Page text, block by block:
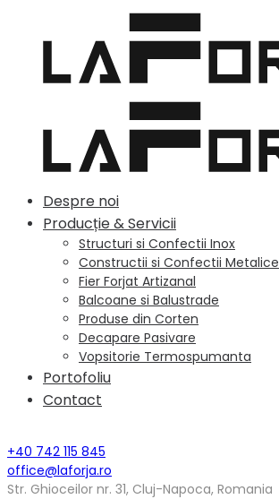
Despre noi
Producție & Servicii
Structuri si Confectii Inox
Constructii si Confectii Metalice
Fier Forjat Artizanal
Balcoane si Balustrade
Produse din Corten
Decapare Pasivare
Vopsitorie Termospumanta
Portofoliu
Contact
+40 742 115 845
office@laforja.ro
Str. Ghioceilor nr. 31, Cluj-Napoca, Romania